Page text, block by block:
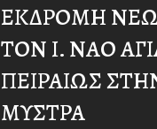
ΕΚΔΡΟΜΗ
ΤΟΝ Ι. ΝΑΟ
ΠΕΙΡΑΙΩΣ
ΜΥΣΤΡΑ